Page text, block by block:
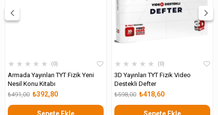
★ ★ ★ ★ ★ 0
Armada Yayınları TYT Fizik Yeni
Nesil Konu Kitabı
₺392,80
₺491,00
★ ★ ★ ★ ★ 0
3D Yayınları TYT Fizik Video
Destekli Defter
₺418,60
₺598,00